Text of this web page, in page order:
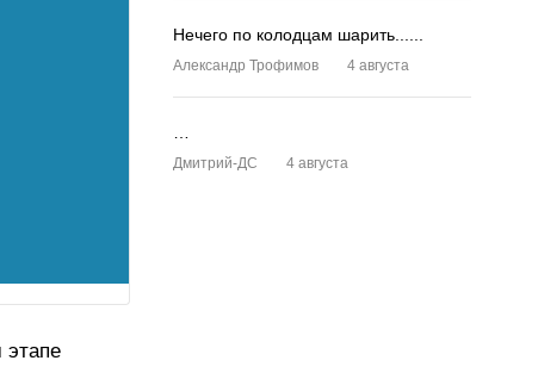
этапе
Нечего по колодцам шарить......
Александр Трофимов 4 августа
Дмитрий-ДС 4 августа